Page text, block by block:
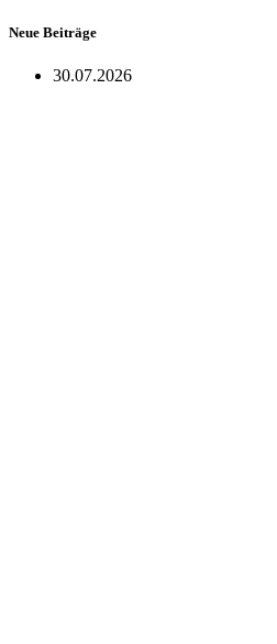
Neue Beiträge
30.07.2026